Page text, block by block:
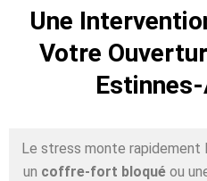
Une
Votre
Le stress monte rapidement
un coffre-fort bloquéou